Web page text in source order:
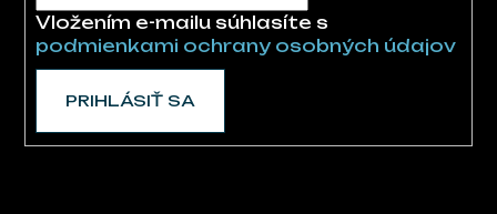
Vložením e-mailu súhlasíte s
podmienkami ochrany osobných údajov
PRIHLÁSIŤ SA